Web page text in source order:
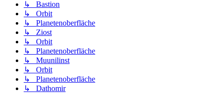
↳ Bastion
↳ Orbit
↳ Planetenoberfläche
↳ Ziost
↳ Orbit
↳ Planetenoberfläche
↳ Muunilinst
↳ Orbit
↳ Planetenoberfläche
↳ Dathomir